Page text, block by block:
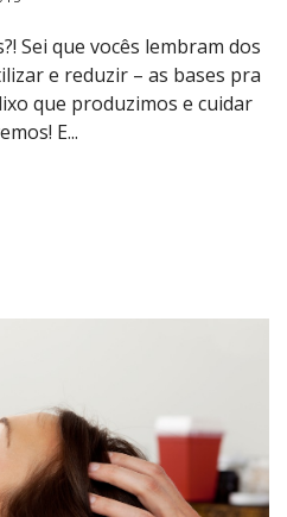
Sei que vocês lembram dos
e reduzir – as bases pra
que produzimos e cuidar
E...